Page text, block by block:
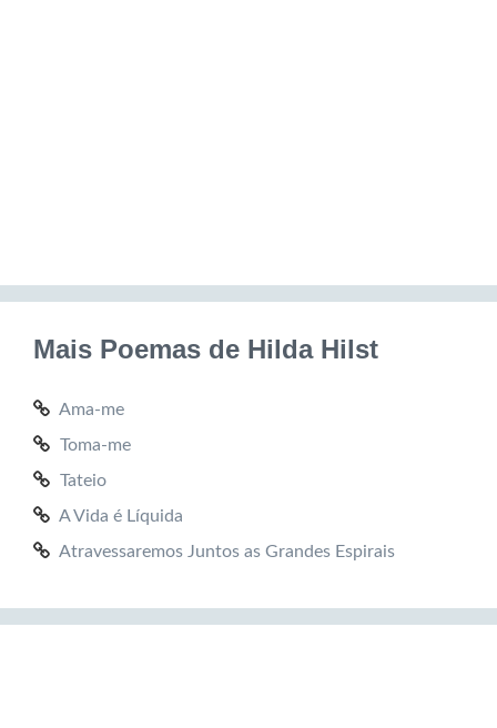
Mais Poemas de Hilda Hilst
Ama-me
Toma-me
Tateio
A Vida é Líquida
Atravessaremos Juntos as Grandes Espirais